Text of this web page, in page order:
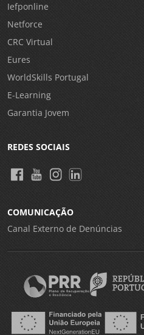
Iefponline
Netforce
CRC Virtual
Eures
WorldSkills Portugal
E-Learning
Garantia Jovem
REDES SOCIAIS
COMUNICAÇÃO
Canal Externo de Denúncias